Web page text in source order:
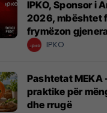
IPKO, Sponsor i
2026, mbështet
frymëzon
krijuesve
IPKO
Pashtetat MEKA
praktike për
dhe rrugë